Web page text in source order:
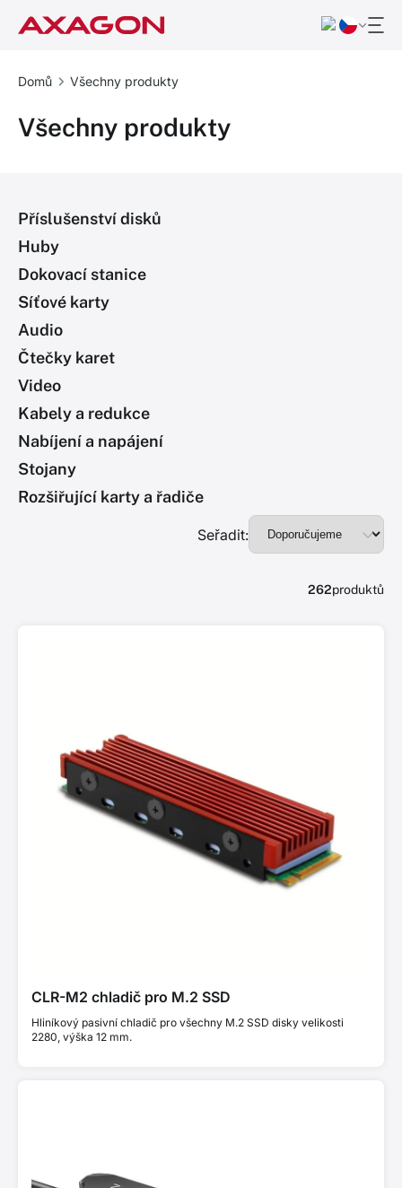
Domů Všechny produkty
Všechny produkty
Příslušenství disků
Huby
Dokovací stanice
Síťové karty
Audio
Čtečky karet
Video
Kabely a redukce
Nabíjení a napájení
Stojany
Rozšiřující karty a řadiče
Seřadit:
262produktů
CLR-M2 chladič pro M.2 SSD
Hliníkový pasivní chladič pro všechny M.2 SSD disky velikosti
2280, výška 12 mm.